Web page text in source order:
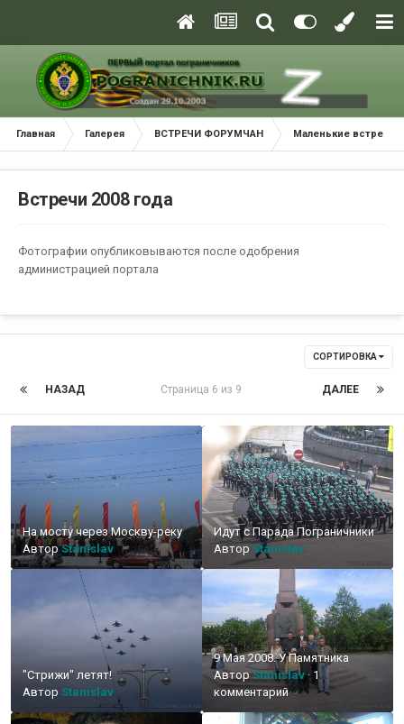
Главная Галерея ВСТРЕЧИ ФОРУМЧАН Маленькие встречи
Встречи 2008 года
Фотографии опубликовываются после одобрения
администрацией портала
СОРТИРОВКА
НАЗАД ДАЛЕЕ
Страница 6 из 9
На мосту через Москву-реку
АвторStanislav
Идут с Парада Пограничники
Автор Stanislav
"Стрижи" летят!
Автор Stanislav
9 Мая 2008. У Памятника
АвторStanislav· 1
комментарий